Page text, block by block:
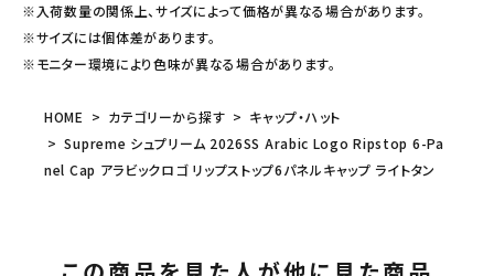
※入荷数量の関係上、サイズによって価格が異なる場合があります。
※サイズには個体差があります。
※モニター環境により色味が異なる場合があります。
HOME カテゴリーから探す
キャップ・ハット
Supreme シュプリーム 2026SS Arabic Logo Ripstop 6-Pa
nel Cap アラビックロゴ リップストップ6パネルキャップ ライトタン